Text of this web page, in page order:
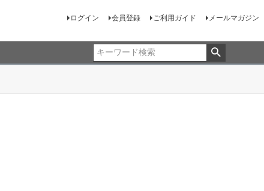
ログイン 会員登録 ご利用ガイド メールマガジン